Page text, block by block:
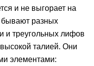
и не выгорает на
бывают разных
и треугольных лифов
талией. Они
элементами: